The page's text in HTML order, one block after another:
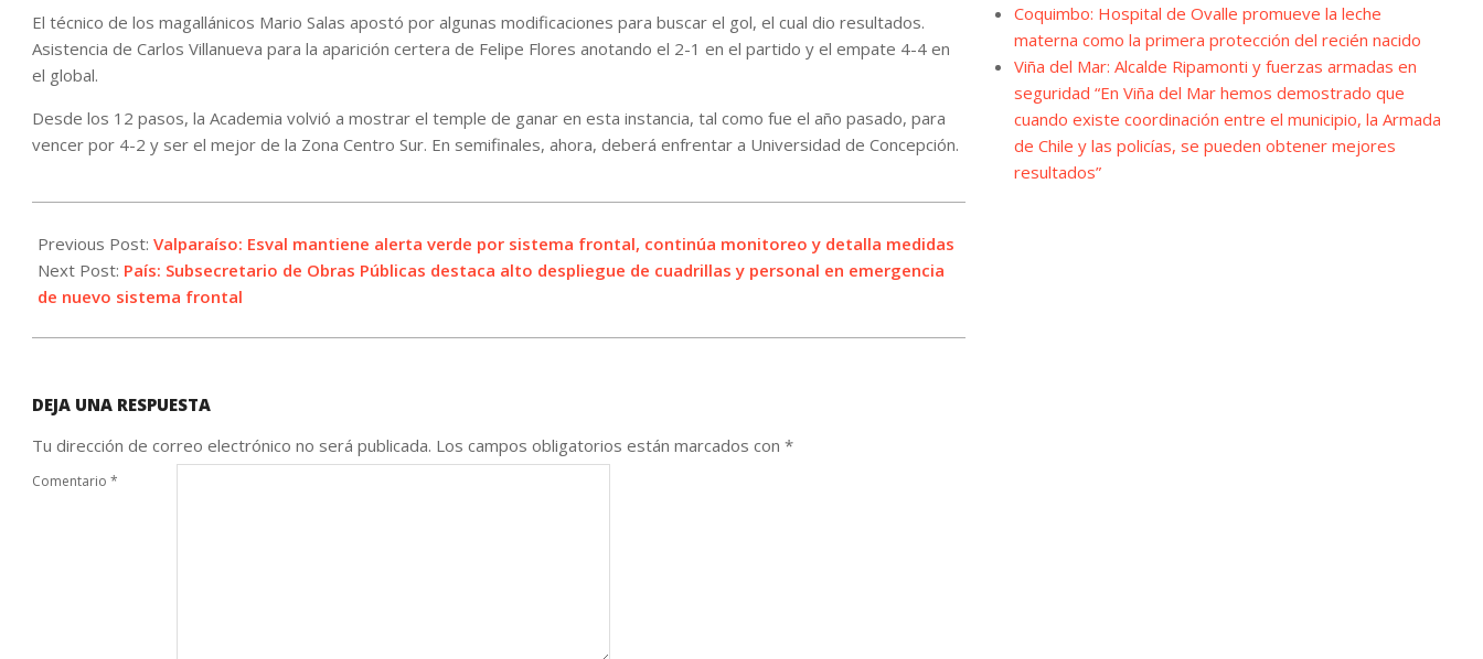
El técnico de los magallánicos Mario Salas apostó por algunas modificaciones para buscar el gol, el cual dio resultados.
Asistencia de Carlos Villanueva para la aparición certera de Felipe Flores anotando el 2-1 en el partido y el empate 4-4 en
el global.
Desde los 12 pasos, la Academia volvió a mostrar el temple de ganar en esta instancia, tal como fue el año pasado, para
vencer por 4-2 y ser el mejor de la Zona Centro Sur. En semifinales, ahora, deberá enfrentar a Universidad de Concepción.
08-
20
Previous Post: Valparaíso: Esval mantiene alerta verde por sistema frontal, continúa monitoreo y detalla medidas
Next Post: País: Subsecretario de Obras Públicas destaca alto despliegue de cuadrillas y personal en emergencia
de nuevo sistema frontal
DEJA UNA RESPUESTA
Tu dirección de correo electrónico no será publicada. Los campos obligatorios están marcados con *
Comentario *
Coquimbo: Hospital de Ovalle promueve la leche
materna como la primera protección del recién nacido
Viña del Mar: Alcalde Ripamonti y fuerzas armadas en
seguridad “En Viña del Mar hemos demostrado que
cuando existe coordinación entre el municipio, la Armada
de Chile y las policías, se pueden obtener mejores
resultados”